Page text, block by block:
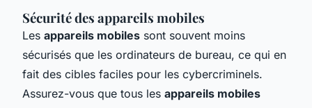
Sécurité des appareils mobiles
Les appareils mobiles sont souvent moins
sécurisés que les ordinateurs de bureau, ce qui en
fait des cibles faciles pour les cybercriminels.
Assurez-vous que tous les appareils mobiles